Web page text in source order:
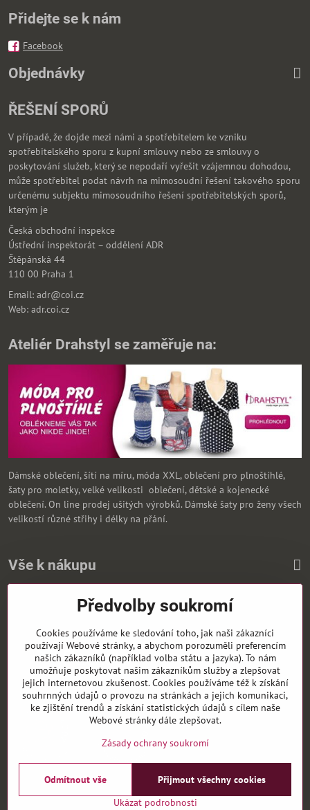
Přidejte se k nám
Facebook
Objednávky
ŘEŠENÍ SPORŮ
V případě, že dojde mezi námi a spotřebitelem ke vzniku
spotřebitelského sporu z kupní smlouvy nebo ze smlouvy o
poskytování služeb, který se nepodaří vyřešit vzájemnou dohodou,
může spotřebitel podat návrh na mimosoudní řešení takového sporu
určenému subjektu mimosoudního řešení spotřebitelských sporů,
kterým je
Česká obchodní inspekce
Ústřední inspektorát – oddělení ADR
Štěpánská 44
110 00 Praha 1
Email: adr@coi.cz
Web: adr.coi.cz
Ateliér Drahstyl se zaměřuje na:
Dámské oblečení, šítí na míru, móda XXL, oblečení pro plnoštíhlé,
šaty pro moletky, velké velikosti oblečení, dětské a kojenecké
oblečení. On line prodej ušitých výrobků. Dámské šaty pro ženy všech
velikostí různé střihy i délky na přání.
Vše k nákupu
Zasíláme i na Slovensko
©2026CopyrightPředvolby soukromíZásady ochrany soukromí
Předvolby soukromí
Cookies používáme ke sledování toho, jak naši zákazníci
používají Webové stránky, a abychom porozuměli preferencím
našich zákazníků (například volba státu a jazyka). To nám
umožňuje poskytovat našim zákazníkům služby a zlepšovat
jejich internetovou zkušenost. Cookies používáme též k získání
souhrnných údajů o provozu na stránkách a jejich komunikaci,
ke zjištění trendů a získání statistických údajů s cílem naše
Webové stránky dále zlepšovat.
Zásady ochrany soukromí
Ukázat podrobnosti
Přijmout všechny cookies
Odmítnout vše